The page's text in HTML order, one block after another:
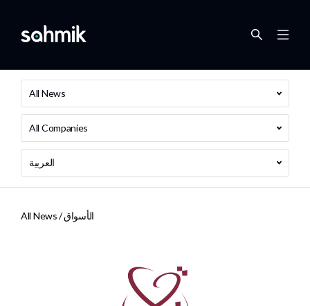
All News
All Companies
العربية
All News /الأسواق